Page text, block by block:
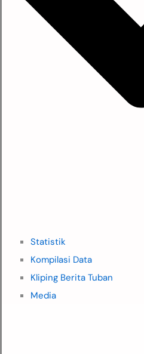
Statistik
Kompilasi Data
Kliping Berita Tuban
Media